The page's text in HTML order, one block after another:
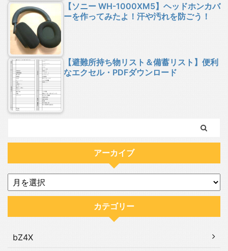
【ソニー WH-1000XM5】ヘッドホンカバ
ーを作ってみたよ！汗や汚れを防ごう！
【避難所持ち物リスト＆備蓄リスト】便利
なエクセル・PDFダウンロード
アーカイブ
カテゴリー
bZ4X